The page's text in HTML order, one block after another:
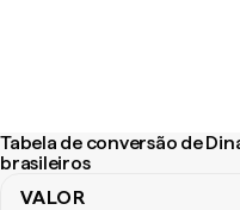
Tabela de conversão de
brasileiros
VALOR